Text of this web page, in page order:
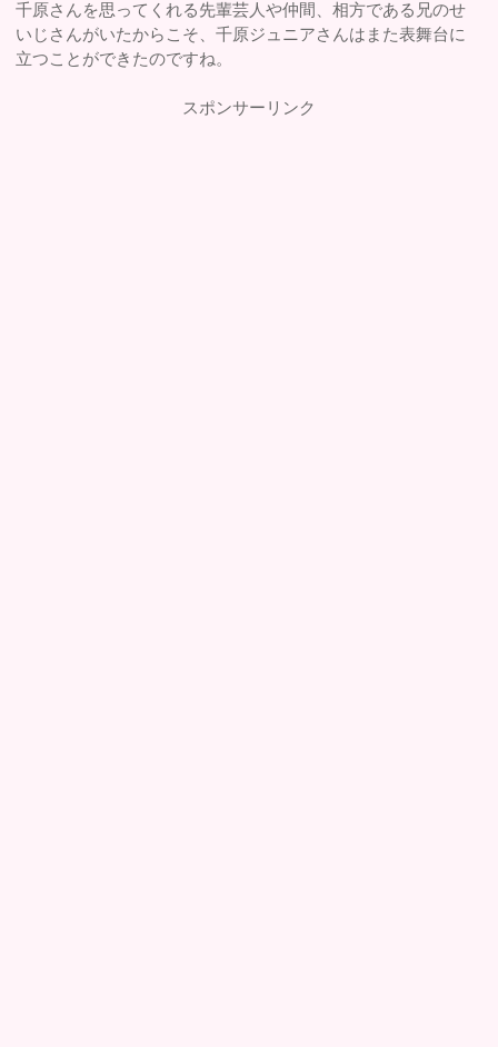
千原さんを思ってくれる先輩芸人や仲間、相方である兄のせ
いじさんがいたからこそ、千原ジュニアさんはまた表舞台に
立つことができたのですね。
スポンサーリンク